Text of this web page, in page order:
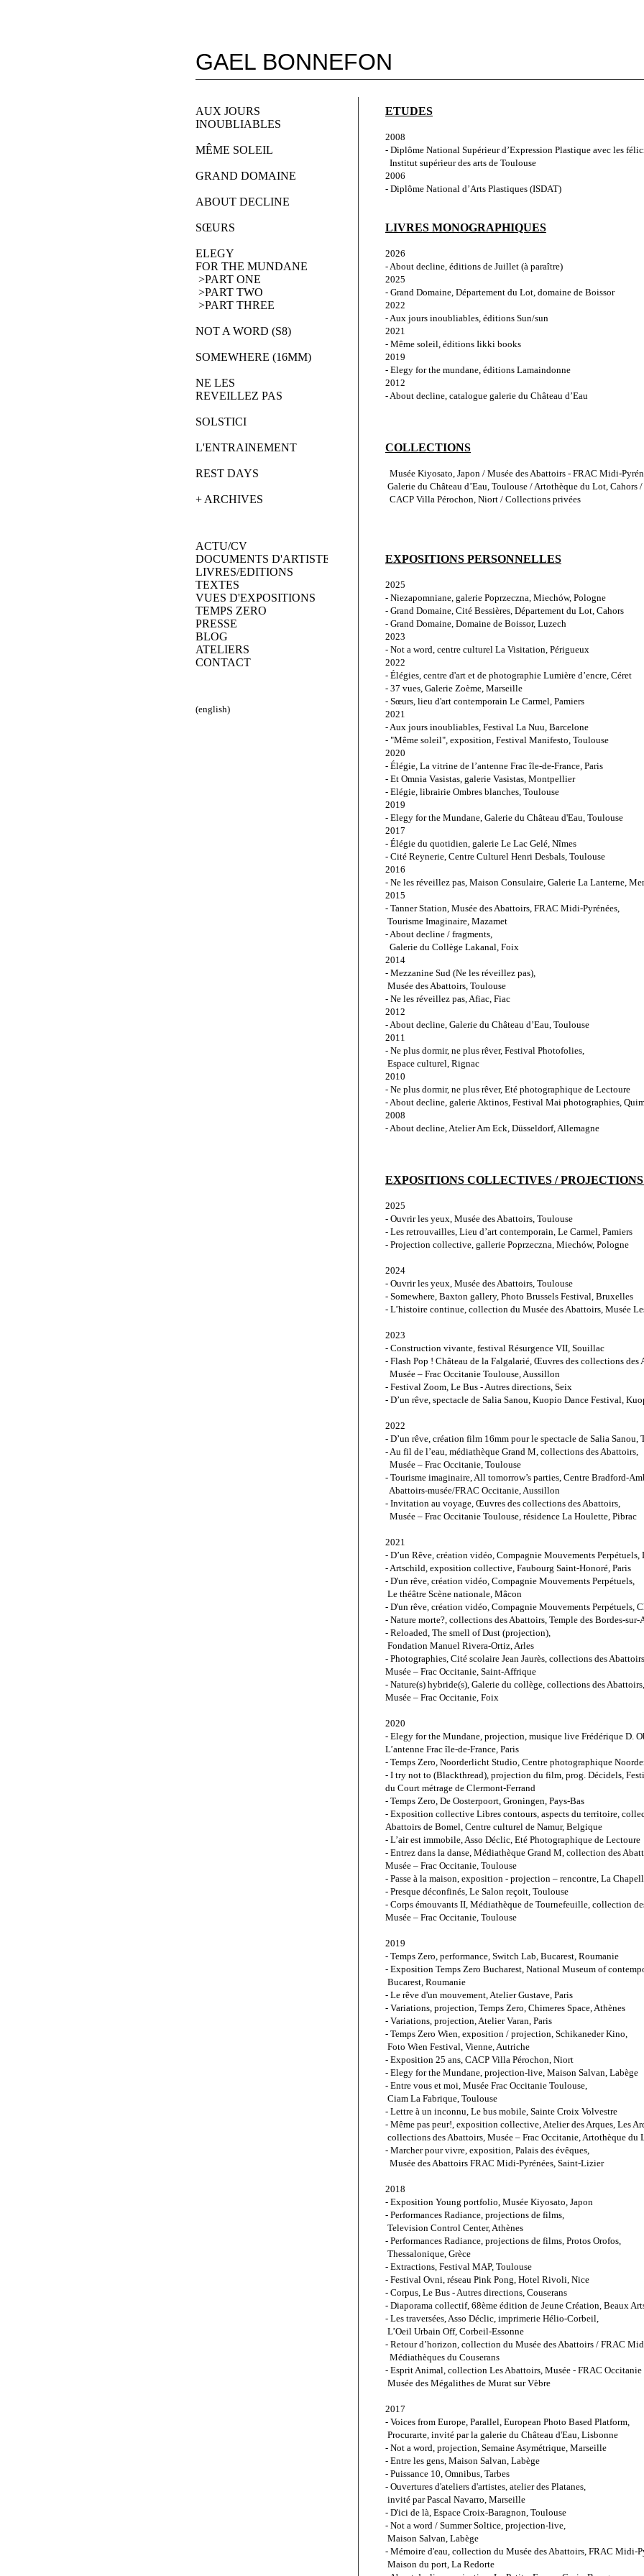
GAEL BONNEFON
AUX JOURS
INOUBLIABLES
MÊME SOLEIL
GRAND DOMAINE
ABOUT DECLINE
SŒURS
ELEGY
FOR THE MUNDANE
>PART ONE
>PART TWO
>PART THREE
NOT A WORD (S8)
SOMEWHERE (16MM)
NE LES
REVEILLEZ PAS
SOLSTICI
L'ENTRAINEMENT
REST DAYS
+ ARCHIVES
ACTU/CV
DOCUMENTS D'ARTISTES
LIVRES/EDITIONS
TEXTES
VUES D'EXPOSITIONS
TEMPS ZERO
PRESSE
BLOG
ATELIERS
CONTACT
(english)
ETUDES
2008
- Diplôme National Supérieur d’Expression Plastique avec les
Institut supérieur des arts de Toulouse
2006
- Diplôme National d’Arts Plastiques (ISDAT)
LIVRES MONOGRAPHIQUES
2026
- About decline, éditions de Juillet (à paraître)
2025
- Grand Domaine, Département du Lot, domaine de Boissor
2022
- Aux jours inoubliables, éditions Sun/sun
2021
- Même soleil, éditions Iikki books
2019
- Elegy for the mundane, éditions Lamaindonne
2012
- About decline, catalogue galerie du Château d’Eau
COLLECTIONS
Musée Kiyosato, Japon / Musée des Abattoirs - FRAC Midi-
Galerie du Château d’Eau, Toulouse / Artothèque du Lot,
CACP Villa Pérochon, Niort / Collections privées
EXPOSITIONS PERSONNELLES
2025
- Niezapomniane, galerie Poprzeczna, Miechów, Pologne
- Grand Domaine, Cité Bessières, Département du Lot, Cahors
- Grand Domaine, Domaine de Boissor, Luzech
2023
- Not a word, centre culturel La Visitation, Périgueux
2022
- Élégies, centre d'art et de photographie Lumière d’encre, Céret
- 37 vues, Galerie Zoème, Marseille
- Sœurs, lieu d'art contemporain Le Carmel, Pamiers
2021
- Aux jours inoubliables, Festival La Nuu, Barcelone
- "Même soleil", exposition, Festival Manifesto, Toulouse
2020
- Élégie, La vitrine de l’antenne Frac île-de-France, Paris
- Et Omnia Vasistas, galerie Vasistas, Montpellier
- Elégie, librairie Ombres blanches, Toulouse
2019
- Elegy for the Mundane, Galerie du Château d'Eau, Toulouse
2017
- Élégie du quotidien, galerie Le Lac Gelé, Nîmes
- Cité Reynerie, Centre Culturel Henri Desbals, Toulouse
2016
- Ne les réveillez pas, Maison Consulaire, Galerie La Lanterne,
2015
- Tanner Station, Musée des Abattoirs, FRAC Midi-Pyrénées,
Tourisme Imaginaire, Mazamet
- About decline / fragments,
Galerie du Collège Lakanal, Foix
2014
- Mezzanine Sud (Ne les réveillez pas),
Musée des Abattoirs, Toulouse
- Ne les réveillez pas, Afiac, Fiac
2012
- About decline, Galerie du Château d’Eau, Toulouse
2011
- Ne plus dormir, ne plus rêver, Festival Photofolies,
Espace culturel, Rignac
2010
- Ne plus dormir, ne plus rêver, Eté photographique de Lectoure
- About decline, galerie Aktinos, Festival Mai photographies,
2008
- About decline, Atelier Am Eck, Düsseldorf, Allemagne
EXPOSITIONS COLLECTIVES /
2025
- Ouvrir les yeux, Musée des Abattoirs, Toulouse
- Les retrouvailles, Lieu d’art contemporain, Le Carmel, Pamiers
- Projection collective, gallerie Poprzeczna, Miechów, Pologne
2024
- Ouvrir les yeux, Musée des Abattoirs, Toulouse
- Somewhere, Baxton gallery, Photo Brussels Festival, Bruxelles
- L’histoire continue, collection du Musée des Abattoirs, Musée
2023
- Construction vivante, festival Résurgence VII, Souillac
- Flash Pop ! Château de la Falgalarié, Œuvres des collections des
Musée – Frac Occitanie Toulouse, Aussillon
- Festival Zoom, Le Bus - Autres directions, Seix
- D’un rêve, spectacle de Salia Sanou, Kuopio Dance Festival,
2022
- D’un rêve, création film 16mm pour le spectacle de Salia Sanou,
- Au fil de l’eau, médiathèque Grand M, collections des Abattoirs,
Musée – Frac Occitanie, Toulouse
- Tourisme imaginaire, All tomorrow’s parties, Centre Bradford-
Abattoirs-musée/FRAC Occitanie, Aussillon
- Invitation au voyage, Œuvres des collections des Abattoirs,
Musée – Frac Occitanie Toulouse, résidence La Houlette, Pibrac
2021
- D’un Rêve, création vidéo, Compagnie Mouvements Perpétuels,
- Artschild, exposition collective, Faubourg Saint-Honoré, Paris
- D'un rêve, création vidéo, Compagnie Mouvements Perpétuels,
Le théâtre Scène nationale, Mâcon
- D'un rêve, création vidéo, Compagnie Mouvements Perpétuels,
- Nature morte?, collections des Abattoirs, Temple des Bordes-sur-
- Reloaded, The smell of Dust (projection),
Fondation Manuel Rivera-Ortiz, Arles
- Photographies, Cité scolaire Jean Jaurès, collections des
Musée – Frac Occitanie, Saint-Affrique
- Nature(s) hybride(s), Galerie du collège, collections des Abattoirs,
Musée – Frac Occitanie, Foix
2020
- Elegy for the Mundane, projection, musique live Frédérique D.
L’antenne Frac île-de-France, Paris
- Temps Zero, Noorderlicht Studio, Centre photographique
- I try not to (Blackthread), projection du film, prog. Décidels,
du Court métrage de Clermont-Ferrand
- Temps Zero, De Oosterpoort, Groningen, Pays-Bas
- Exposition collective Libres contours, aspects du territoire,
Abattoirs de Bomel, Centre culturel de Namur, Belgique
- L’air est immobile, Asso Déclic, Eté Photographique de Lectoure
- Entrez dans la danse, Médiathèque Grand M, collection des
Musée – Frac Occitanie, Toulouse
- Passe à la maison, exposition - projection – rencontre, La
- Presque déconfinés, Le Salon reçoit, Toulouse
- Corps émouvants II, Médiathèque de Tournefeuille, collection
Musée – Frac Occitanie, Toulouse
2019
- Temps Zero, performance, Switch Lab, Bucarest, Roumanie
- Exposition Temps Zero Bucharest, National Museum of
Bucarest, Roumanie
- Le rêve d'un mouvement, Atelier Gustave, Paris
- Variations, projection, Temps Zero, Chimeres Space, Athènes
- Variations, projection, Atelier Varan, Paris
- Temps Zero Wien, exposition / projection, Schikaneder Kino,
Foto Wien Festival, Vienne, Autriche
- Exposition 25 ans, CACP Villa Pérochon, Niort
- Elegy for the Mundane, projection-live, Maison Salvan, Labège
- Entre vous et moi, Musée Frac Occitanie Toulouse,
Ciam La Fabrique, Toulouse
- Lettre à un inconnu, Le bus mobile, Sainte Croix Volvestre
- Même pas peur!, exposition collective, Atelier des Arques, Les
collections des Abattoirs, Musée – Frac Occitanie, Artothèque du
- Marcher pour vivre, exposition, Palais des évêques,
Musée des Abattoirs FRAC Midi-Pyrénées, Saint-Lizier
2018
- Exposition Young portfolio, Musée Kiyosato, Japon
- Performances Radiance, projections de films,
Television Control Center, Athènes
- Performances Radiance, projections de films, Protos Orofos,
Thessalonique, Grèce
- Extractions, Festival MAP, Toulouse
- Festival Ovni, réseau Pink Pong, Hotel Rivoli, Nice
- Corpus, Le Bus - Autres directions, Couserans
- Diaporama collectif, 68ème édition de Jeune Création, Beaux
- Les traversées, Asso Déclic, imprimerie Hélio-Corbeil,
L’Oeil Urbain Off, Corbeil-Essonne
- Retour d’horizon, collection du Musée des Abattoirs / FRAC
Médiathèques du Couserans
- Esprit Animal, collection Les Abattoirs, Musée - FRAC Occitanie
Musée des Mégalithes de Murat sur Vèbre
2017
- Voices from Europe, Parallel, European Photo Based Platform,
Procurarte, invité par la galerie du Château d'Eau, Lisbonne
- Not a word, projection, Semaine Asymétrique, Marseille
- Entre les gens, Maison Salvan, Labège
- Puissance 10, Omnibus, Tarbes
- Ouvertures d'ateliers d'artistes, atelier des Platanes,
invité par Pascal Navarro, Marseille
- D'ici de là, Espace Croix-Baragnon, Toulouse
- Not a word / Summer Soltice, projection-live,
Maison Salvan, Labège
- Mémoire d'eau, collection du Musée des Abattoirs, FRAC Midi-
Maison du port, La Redorte